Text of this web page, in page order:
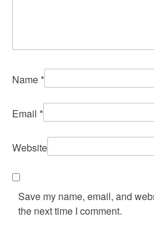
Name *
Email *
Website
Save my name, email, and
the next time I comment.